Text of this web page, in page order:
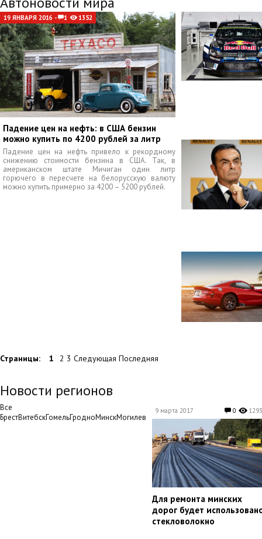
19 ЯНВАРЯ 2016 - 1 1352
Падение цен на нефть: в США бензин
можно купить по 4200 рублей за литр
Падение цен на нефть привело к рекордному
снижению стоимости бензина в США. Так, в
американском штате Мичиган один литр
горючего в пересчете на белорусскую валюту
можно купить примерно за 4200 – 5200 рублей.
Страницы: 1 2 3 Следующая Последняя
Новости регионов
Все
БрестВитебскГомельГродноМинскМогилев
9 марта 2017 0 1293
​Для ремонта минских
дорог будет
стекловолокно